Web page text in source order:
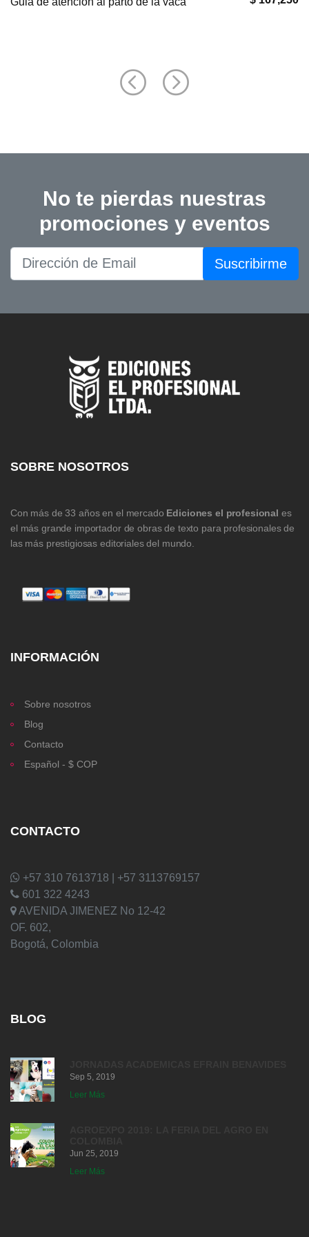
No te pierdas nuestras
promociones y eventos
Suscribirme
SOBRE NOSOTROS
Con más de 33 años en el mercado Ediciones el profesional es
el más grande importador de obras de texto para profesionales de
las más prestigiosas editoriales del mundo.
INFORMACIÓN
Sobre nosotros
Blog
Contacto
Español - $ COP
CONTACTO
+57 310 7613718 | +57 3113769157
601 322 4243
AVENIDA JIMENEZ No 12-42
OF. 602,
Bogotá, Colombia
BLOG
Sep 5, 2019
Leer Más
Jun 25, 2019
Leer Más